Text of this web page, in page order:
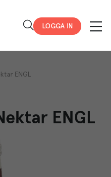
LOGGA IN
ENGL
ENGL